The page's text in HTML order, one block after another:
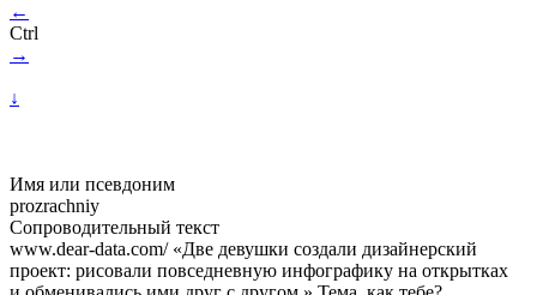
←
Ctrl
→
↓
Имя или псевдоним
prozrachniy
Сопроводительный текст
www.dear-data.com/ «Две девушки создали дизайнерский
проект: рисовали повседневную инфографику на открытках